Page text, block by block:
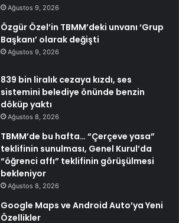
Ağustos 9, 2026
Özgür Özel’in TBMM’deki unvanı ‘Grup
Başkanı’ olarak değişti
Ağustos 9, 2026
839 bin liralık cezaya kızdı, ses
sistemini belediye önünde benzin
döküp yaktı
Ağustos 8, 2026
TBMM’de bu hafta… “Çerçeve yasa”
teklifinin sunulması, Genel Kurul’da
“öğrenci affı” teklifinin görüşülmesi
bekleniyor
Ağustos 8, 2026
Google Maps ve Android Auto’ya Yeni
Özellikler